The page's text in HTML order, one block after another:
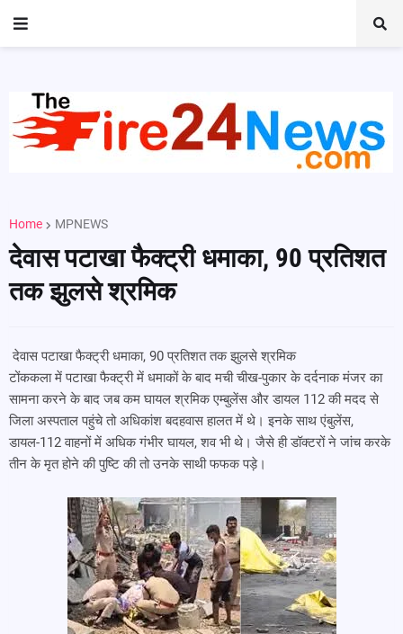
Home MPNEWS
देवास पटाखा फैक्ट्री धमाका, 90 प्रतिशत
तक झुलसे श्रमिक
देवास पटाखा फैक्ट्री धमाका, 90 प्रतिशत तक झुलसे श्रमिक
टोंककला में पटाखा फैक्ट्री में धमाकों के बाद मची चीख-पुकार के दर्दनाक मंजर का
सामना करने के बाद जब कम घायल श्रमिक एम्बुलेंस और डायल 112 की मदद से
जिला अस्पताल पहुंचे तो अधिकांश बदहवास हालत में थे। इनके साथ एंबुलेंस,
डायल-112 वाहनों में अधिक गंभीर घायल, शव भी थे। जैसे ही डॉक्टरों ने जांच करके
तीन के मृत होने की पुष्टि की तो उनके साथी फफक पड़े।